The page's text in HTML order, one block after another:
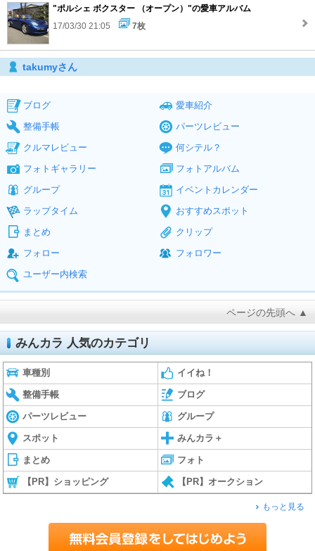
"ポルシェ ボクスター （オープン）"の愛車アルバム
17/03/30 21:05
7枚
takumyさん
ブログ
愛車紹介
整備手帳
パーツレビュー
クルマレビュー
何シテル？
フォトギャラリー
フォトアルバム
グループ
イベントカレンダー
ラップタイム
おすすめスポット
まとめ
クリップ
フォロー
フォロワー
ユーザー内検索
ページの先頭へ ▲
みんカラ 人気のカテゴリ
車種別 イイね！
整備手帳 ブログ
パーツレビュー グループ
スポット みんカラ＋
まとめ フォト
【PR】ショッピング 【PR】オークション
もっと見る